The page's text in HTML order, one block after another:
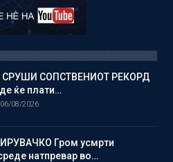
СРУШИ СОПСТВЕНИОТ РЕКОРД
ќе плати…
06/08/2026
Гром усмрти
натпревар во…